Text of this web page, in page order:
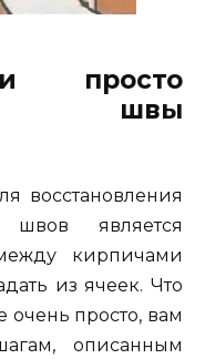
просто
швы
восстановления
швов является
кирпичами
из ячеек. Что
очень просто, вам
описанным